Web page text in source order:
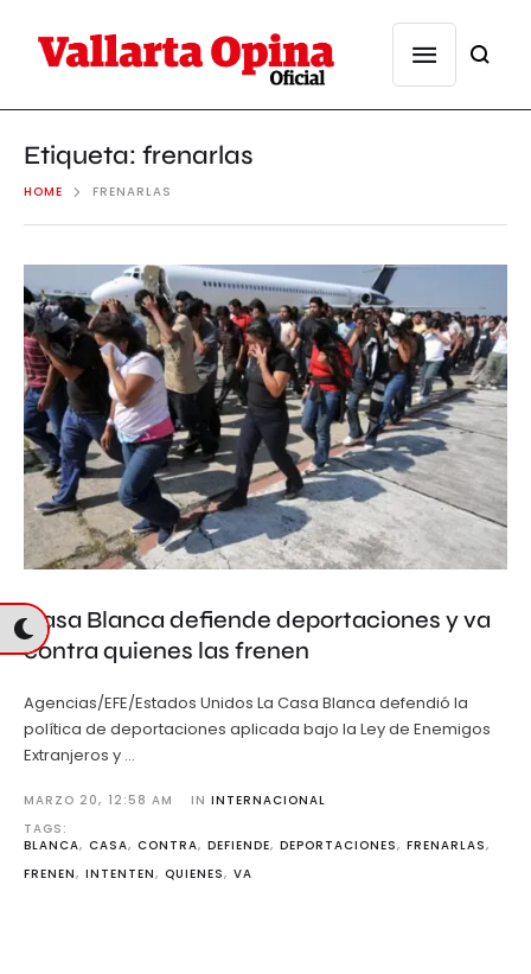
Etiqueta: frenarlas
HOME FRENARLAS
Casa Blanca defiende deportaciones y va
contra quienes las frenen
Agencias/EFE/Estados Unidos La Casa Blanca defendió la
política de deportaciones aplicada bajo la Ley de Enemigos
Extranjeros y …
MARZO 20, 12:58 AM IN INTERNACIONAL
TAGS:
BLANCA, CASA, CONTRA, DEFIENDE, DEPORTACIONES, FRENARLAS,
FRENEN, INTENTEN, QUIENES, VA